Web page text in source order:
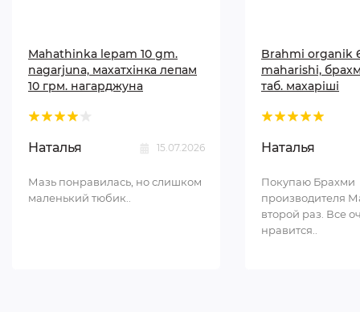
Mahathinka lepam 10 gm.
nagarjuna, махатхінка лепам
10 грм. нагарджуна
Наталья 15.07.2026
Мазь понравилась, но слишком
маленький тюбик..
Brahmi organik
maharishi,
таб. махаріші
Наталья
Покупаю Брахми
производителя
второй раз. Все
нравится..